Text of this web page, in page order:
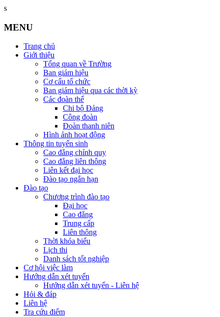
s
MENU
Trang chủ
Giới thiệu
Tổng quan về Trường
Ban giám hiệu
Cơ cấu tổ chức
Ban giám hiệu qua các thời kỳ
Các đoàn thể
Chi bộ Đảng
Công đoàn
Đoàn thanh niên
Hình ảnh hoạt động
Thông tin tuyển sinh
Cao đẳng chính quy
Cao đẳng liên thông
Liên kết đại học
Đào tạo ngắn hạn
Đào tạo
Chương trình đào tạo
Đại học
Cao đẳng
Trung cấp
Liên thông
Thời khóa biểu
Lịch thi
Danh sách tốt nghiệp
Cơ hội việc làm
Hướng dẫn xét tuyển
Hướng dẫn xét tuyển - Liên hệ
Hỏi & đáp
Liên hệ
Tra cứu điểm